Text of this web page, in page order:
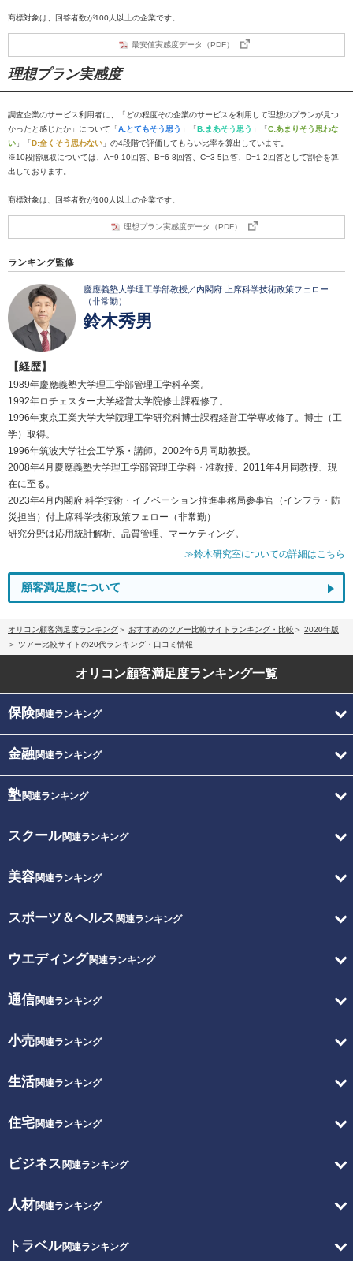
商標対象は、回答者数が100人以上の企業です。
最安値実感度データ（PDF）
理想プラン実感度
調査企業のサービス利用者に、「どの程度その企業のサービスを利用して理想のプランが見つ
かったと感じたか」について「A:とてもそう思う 」「B:まあそう思う 」「C:あまりそう思わな
い 」「D:全くそう思わない 」の4段階で評価してもらい比率を算出しています。
※10段階聴取については、A=9-10回答、B=6-8回答、C=3-5回答、D=1-2回答として割合を算
出しております。
商標対象は、回答者数が100人以上の企業です。
理想プラン実感度データ（PDF）
ランキング監修
慶應義塾大学理工学部教授／内閣府 上席科学技術政策フェロー
（非常勤）
鈴木秀男
【経歴】
1989年慶應義塾大学理工学部管理工学科卒業。
1992年ロチェスター大学経営大学院修士課程修了。
1996年東京工業大学大学院理工学研究科博士課程経営工学専攻修了。博士（工
学）取得。
1996年筑波大学社会工学系・講師。2002年6月同助教授。
2008年4月慶應義塾大学理工学部管理工学科・准教授。2011年4月同教授、現
在に至る。
2023年4月内閣府 科学技術・イノベーション推進事務局参事官（インフラ・防
災担当）付上席科学技術政策フェロー（非常勤）
研究分野は応用統計解析、品質管理、マーケティング。
≫鈴木研究室についての詳細はこちら
顧客満足度について
オリコン顧客満足度ランキング おすすめのツアー比較サイトランキング・比較
2020年版
ツアー比較サイトの20代ランキング・口コミ情報
オリコン顧客満足度ランキング一覧
保険関連ランキング
金融関連ランキング
塾関連ランキング
スクール関連ランキング
美容関連ランキング
スポーツ＆ヘルス 関連ランキング
ウエディング関連ランキング
通信関連ランキング
小売関連ランキング
生活関連ランキング
住宅関連ランキング
ビジネス 関連ランキング
人材関連ランキング
トラベル関連ランキング